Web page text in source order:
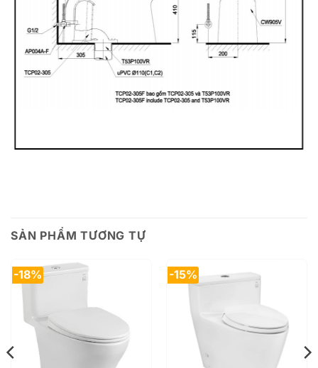
SẢN PHẨM TƯƠNG TỰ
-18% -15%